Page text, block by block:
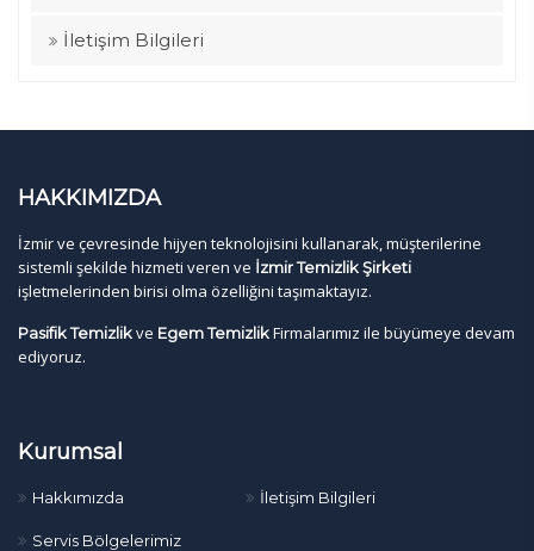
İletişim Bilgileri
HAKKIMIZDA
İzmir ve çevresinde hijyen teknolojisini kullanarak, müşterilerine
sistemli şekilde hizmeti veren ve İzmir Temizlik Şirketi
işletmelerinden birisi olma özelliğini taşımaktayız.
Pasifik Temizlikve Egem TemizlikFirmalarımız ile büyümeye devam
ediyoruz.
Kurumsal
Hakkımızda İletişim Bilgileri
Servis Bölgelerimiz